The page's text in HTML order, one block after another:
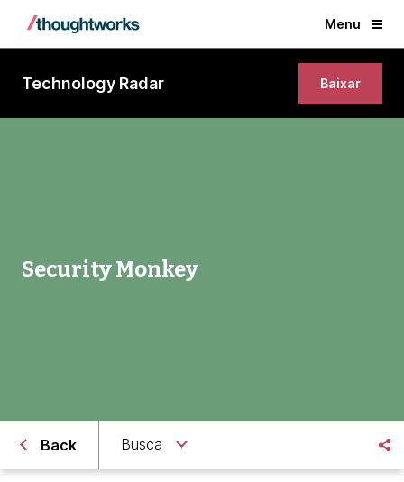
Menu
Technology Radar Baixar
Security Monkey
Back Busca